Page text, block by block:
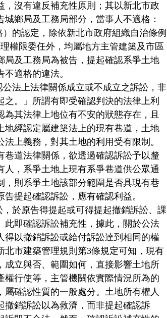
沒有違反補充性原則；其以新北市政
鄉局及工務局部分，當事人不適格：
的認定，除依新北市政府組織自治條例
權限委任外，均屬地方主管建築及市區
及工務局為被告，提起確認系爭土地
適格的違法。
法上法律關係成立或不成立之訴訟，非
。」所謂有即受確認判決的法律上利
其法律上地位有不安的狀態存在，且
經認定屬建築法上的現有巷道，土地
上義務，對其土地的利用受有限制。
巷道法律關係，欲透過確認訴訟予以釐
，系爭土地上現有系爭巷道供公眾通
則系爭土地該部分範圍是否具現有巷
提起確認訴訟，應有確認利益。
於原告得提起或可得提起撤銷訴訟、課
即確認訴訟補充性，據此，關於公法
以撤銷訴訟或給付訴訟達到相同的權
市建築管理規則第3條規定可知，現有
立與否、範圍如何，直接影響土地所
行使等，主管機關依實際情況所為的
確認性質的一般處分。土地所有權人
銷訴訟以為救濟，而非提起確認訴